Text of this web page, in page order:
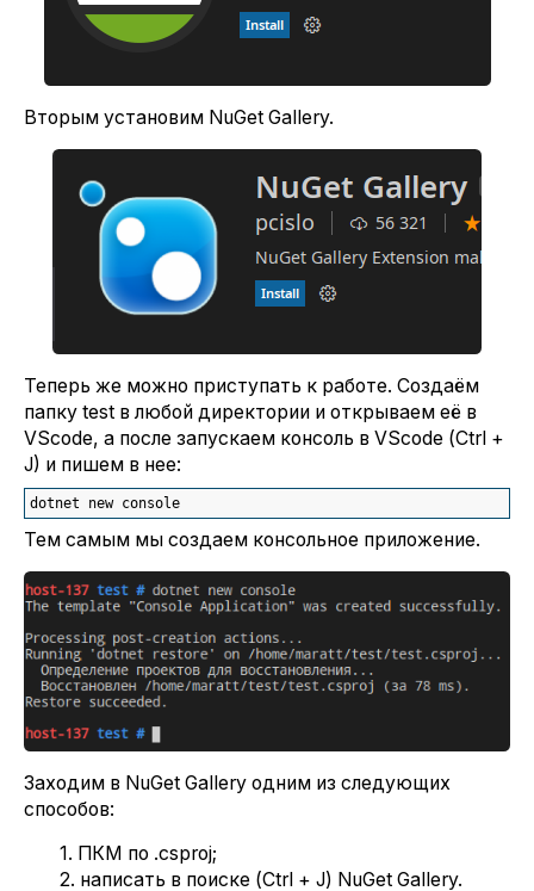
Вторым установим NuGet Gallery.
Теперь же можно приступать к работе. Создаём
папку test в любой директории и открываем её в
VScode, а после запускаем консоль в VScode (Сtrl +
J) и пишем в нее:
dotnet new console
Тем самым мы создаем консольное приложение.
Заходим в NuGet Gallery одним из следующих
способов:
1. ПКМ по .csproj;
2. написать в поиске (Сtrl + J) NuGet Gallery.